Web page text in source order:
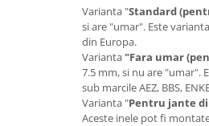
Varianta "Standard
si are "umar". Este
din Europa.
Varianta "Fara umar
7.5 mm, si nu are "umar".
sub marcile AEZ, BBS,
Varianta "Pentru jante
Aceste inele pot fi